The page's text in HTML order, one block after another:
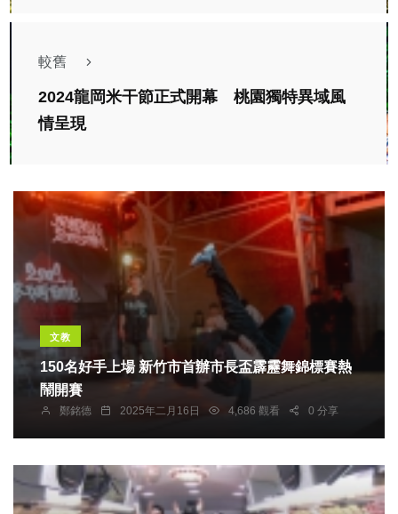
較舊
2024龍岡米干節正式開幕 桃園獨特異域風
情呈現
文教
150名好手上場 新竹市首辦市長盃霹靂舞錦標賽熱
鬧開賽
鄭銘德 2025年二月16日 4,686 觀看 0 分享